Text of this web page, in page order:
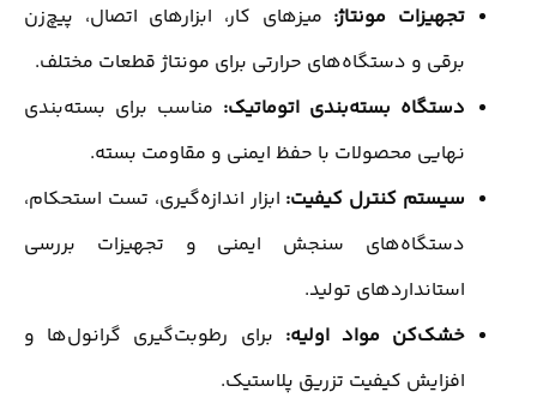
تجهیزات مونتاژ: میزهای کار، ابزارهای اتصال، پیچ‌زن
برقی و دستگاه‌های حرارتی برای مونتاژ قطعات مختلف.
دستگاه بسته‌بندی اتوماتیک: مناسب برای بسته‌بندی
نهایی محصولات با حفظ ایمنی و مقاومت بسته.
سیستم کنترل کیفیت: ابزار اندازه‌گیری، تست استحکام،
دستگاه‌های سنجش ایمنی و تجهیزات بررسی
استانداردهای تولید.
خشک‌کن مواد اولیه: برای رطوبت‌گیری گرانول‌ها و
افزایش کیفیت تزریق پلاستیک.